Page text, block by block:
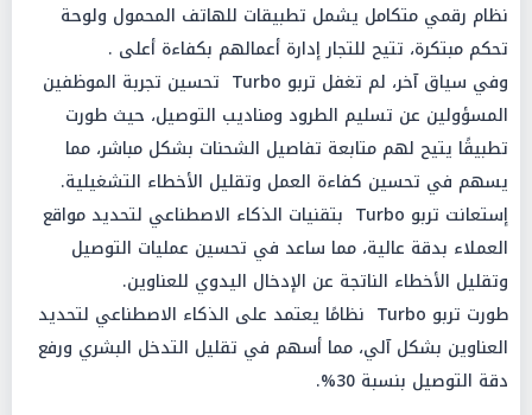
نظام رقمي متكامل يشمل تطبيقات للهاتف المحمول ولوحة
تحكم مبتكرة، تتيح للتجار إدارة أعمالهم بكفاءة أعلى .
وفي سياق آخر، لم تغفل تربو Turbo تحسين تجربة الموظفين
المسؤولين عن تسليم الطرود ومناديب التوصيل، حيث طورت
تطبيقًا يتيح لهم متابعة تفاصيل الشحنات بشكل مباشر، مما
يسهم في تحسين كفاءة العمل وتقليل الأخطاء التشغيلية.
إستعانت تربو Turbo بتقنيات الذكاء الاصطناعي لتحديد مواقع
العملاء بدقة عالية، مما ساعد في تحسين عمليات التوصيل
وتقليل الأخطاء الناتجة عن الإدخال اليدوي للعناوين.
طورت تربو Turbo نظامًا يعتمد على الذكاء الاصطناعي لتحديد
العناوين بشكل آلي، مما أسهم في تقليل التدخل البشري ورفع
دقة التوصيل بنسبة 30%.